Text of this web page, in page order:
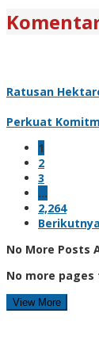
Ratusan
Perkuat
1
2
3
…
2,264
Berikutnya
No More Posts
No more pages
View More